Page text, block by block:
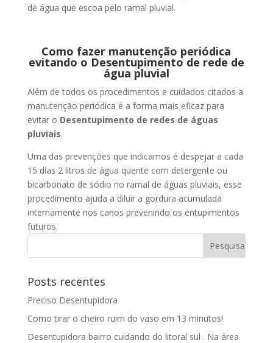
de água que escoa pelo ramal pluvial.
Como fazer manutenção periódica
evitando o Desentupimento de rede de
água pluvial
Além de todos os procedimentos e cuidados citados a
manutenção periódica é a forma mais eficaz para
evitar o Desentupimento de redes de águas
pluviais.
Uma das prevenções que indicamos é despejar a cada
15 dias 2 litros de água quente com detergente ou
bicarbonato de sódio no ramal de águas pluviais, esse
procedimento ajuda a diluir a gordura acumulada
internamente nos canos prevenindo os entupimentos
futuros.
Posts recentes
Preciso Desentupidora
Como tirar o cheiro ruim do vaso em 13 minutos!
Desentupidora bairro cuidando do litoral sul . Na área